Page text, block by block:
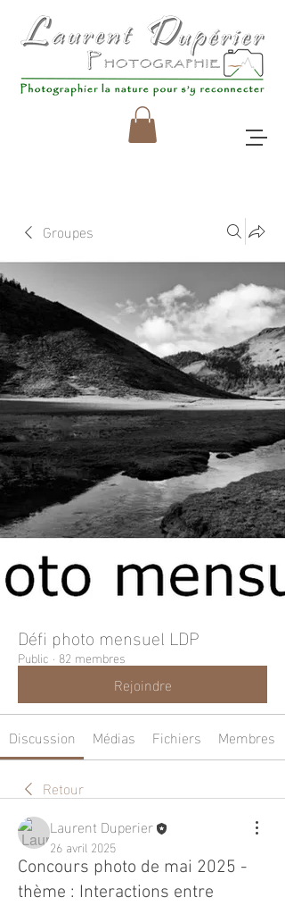
Groupes
Défi photo mensuel LDP
Public · 82 membres
Rejoindre
Discussion Médias Fichiers
Membres
Retour
Laurent Duperier
26 avril 2025
Concours photo de mai 2025 -
thème : Interactions entre